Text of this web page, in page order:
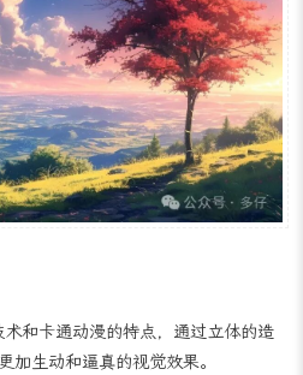
和卡通动漫的特点，通过立体的造